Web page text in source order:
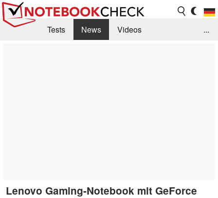
Tests News
Videos
...
Lenovo Gaming-Notebook mit GeForce